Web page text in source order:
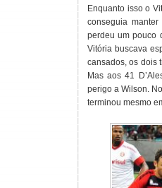
Enquanto isso o
conseguia
perdeu um pouco
Vitória buscava
cansados, os dois
Mas aos 41
perigo a Wilson.
terminou mesmo